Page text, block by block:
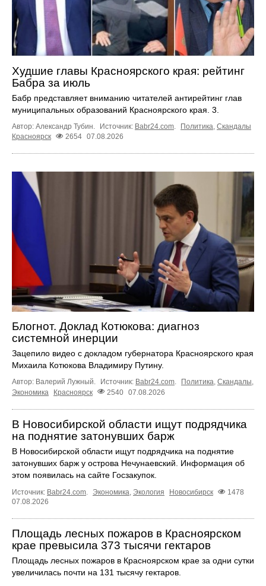
Худшие главы Красноярского края: рейтинг
Бабра за июль
Бабр представляет вниманию читателей антирейтинг глав
муниципальных образований Красноярского края. 3.
Автор: Александр Тубин. Источник: Babr24.com Политика Скандалы
Красноярск
2654 07.08.2026
Блогнот. Доклад Котюкова: диагноз
системной инерции
Зацепило видео с докладом губернатора Красноярского края
Михаила Котюкова Владимиру Путину.
Автор: Валерий Лужный. Источник: Babr24.com. Политика, Скандалы,
Экономика
Красноярск 2540 07.08.2026
В Новосибирской области ищут подрядчика
на поднятие затонувших барж
В Новосибирской области ищут подрядчика на поднятие
затонувших барж у острова Нечунаевский. Информация об
этом появилась на сайте Госзакупок.
Источник: Babr24.com Экономика Экология Новосибирск
1478
07.08.2026
Площадь лесных пожаров в Красноярском
крае превысила 373 тысячи гектаров
Площадь лесных пожаров в Красноярском крае за одни сутки
увеличилась почти на 131 тысячу гектаров.